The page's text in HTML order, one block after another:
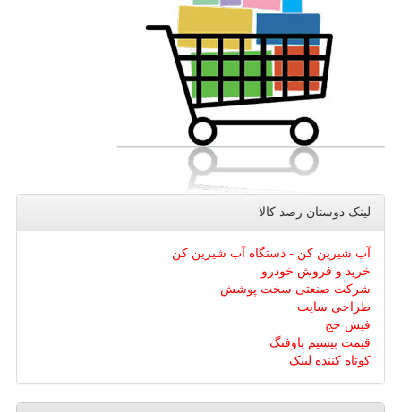
لینک دوستان رصد كالا
آب شیرین کن - دستگاه آب شیرین کن
خرید و فروش خودرو
شرکت صنعتی سخت پوشش
طراحی سایت
فیش حج
قیمت بیسیم باوفنگ
کوتاه کننده لینک